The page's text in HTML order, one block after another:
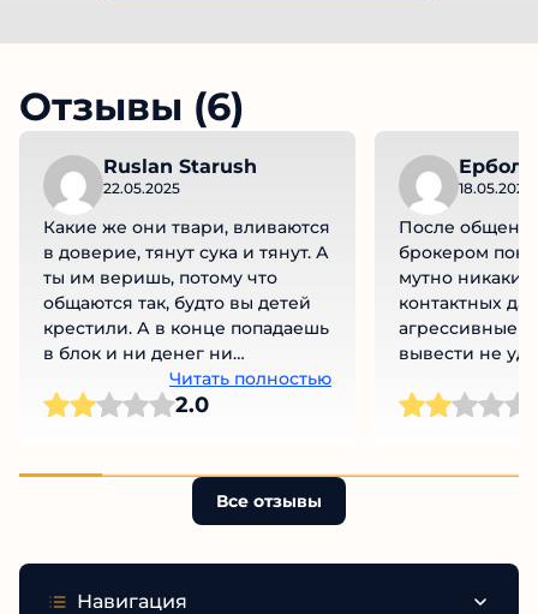
Отзывы (6)
Ruslan Starush
22.05.2025
Какие же они твари, вливаются
в доверие, тянут сука и тянут. А
ты им веришь, потому что
общаются так, будто вы детей
крестили. А в конце попадаешь
в блок и ни денег ни
вымышленного кума нет. Я
прям разочарован.
Читать полностью
2.0
Ербол
18.05.2025
После
брокером
мутно
контактных
агрессивные
вывести не
связывайтесь
Все отзывы
Навигация